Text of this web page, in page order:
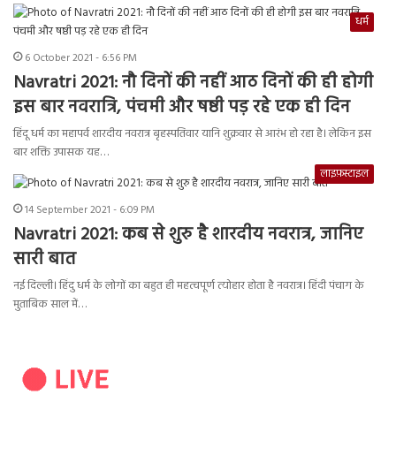
धर्म
6 October 2021 - 6:56 PM
Navratri 2021: नौ दिनों की नहीं आठ दिनों की ही होगी
इस बार नवरात्रि, पंचमी और षष्ठी पड़ रहे एक ही दिन
हिंदू धर्म का महापर्व शारदीय नवरात्र बृहस्पतिवार यानि शुक्रवार से आरंभ हो रहा है। लेकिन इस
बार शक्ति उपासक यह…
लाइफ़स्टाइल
14 September 2021 - 6:09 PM
Navratri 2021: कब से शुरु है शारदीय नवरात्र, जानिए
सारी बात
नई दिल्ली। हिंदु धर्म के लोगों का बहुत ही महत्वपूर्ण त्योहार होता है नवरात्र। हिंदी पंचाग के
मुताबिक साल में…